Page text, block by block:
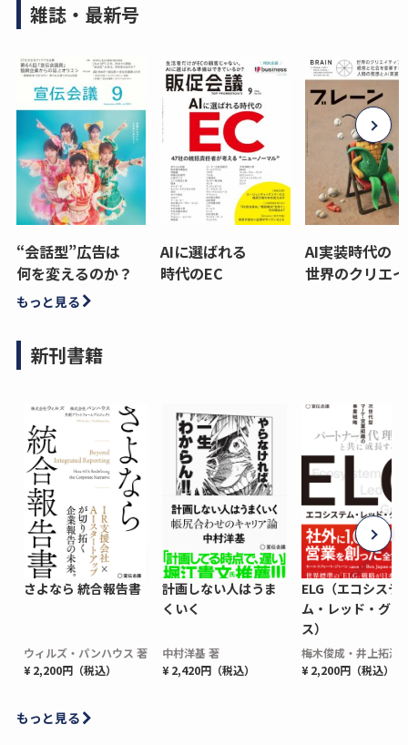
雑誌・最新号
“会話型”広告は
何を変えるのか？
AIに選ばれる
時代のEC
AI実装時代の
世界のクリエ
もっと見る
新刊書籍
さよなら 統合報告書
ウィルズ・パンハウス 著
¥ 2,200円（税込）
計画しない人はうま
くいく
中村洋基 著
¥ 2,420円（税込）
ELG（エコシステ
ム・レッド・グロ
ス）
梅木俊成・井上拓海
¥ 2,200円（税込）
もっと見る